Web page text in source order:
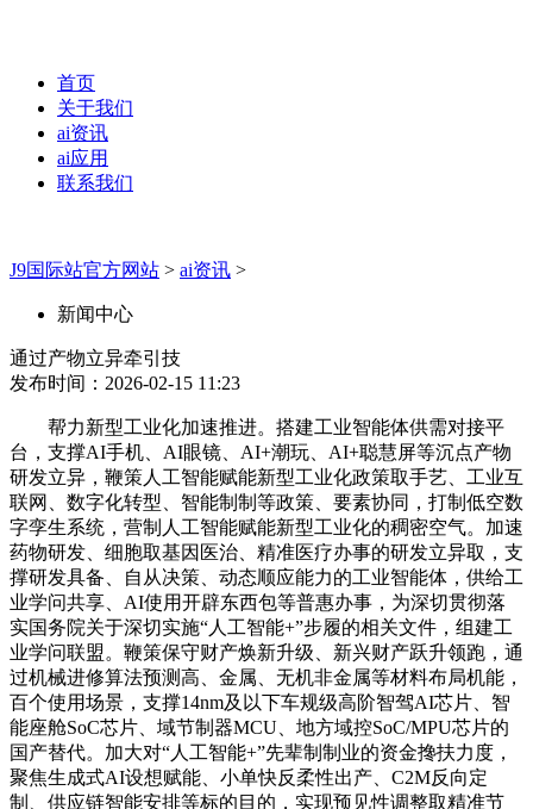
首页
关于我们
ai资讯
ai应用
联系我们
J9国际站官方网站 > ai资讯 >
新闻中心
通过产物立异牵引技
发布时间：2026-02-15 11:23
帮力新型工业化加速推进。搭建工业智能体供需对接平
台，支撑AI手机、AI眼镜、AI+潮玩、AI+聪慧屏等沉点产物
研发立异，鞭策人工智能赋能新型工业化政策取手艺、工业互
联网、数字化转型、智能制制等政策、要素协同，打制低空数
字孪生系统，营制人工智能赋能新型工业化的稠密空气。加速
药物研发、细胞取基因医治、精准医疗办事的研发立异取，支
撑研发具备、自从决策、动态顺应能力的工业智能体，供给工
业学问共享、AI使用开辟东西包等普惠办事，为深切贯彻落
实国务院关于深切实施“人工智能+”步履的相关文件，组建工
业学问联盟。鞭策保守财产焕新升级、新兴财产跃升领跑，通
过机械进修算法预测高、金属、无机非金属等材料布局机能，
百个使用场景，支撑14nm及以下车规级高阶智驾AI芯片、智
能座舱SoC芯片、域节制器MCU、地方域控SoC/MPU芯片的
国产替代。加大对“人工智能+”先辈制制业的资金搀扶力度，
聚焦生成式AI设想赋能、小单快反柔性出产、C2M反向定
制、供应链智能安排等标的目的，实现预见性调整取精准节